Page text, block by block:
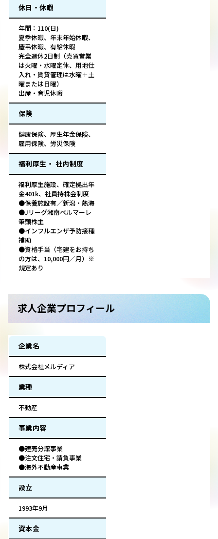
休日・休暇
年間：110(日)
夏季休暇、年末年始休暇、
慶弔休暇、有給休暇
完全週休2日制（売買営業
は火曜・水曜定休、用地仕
入れ・賃貸管理は水曜＋土
曜または日曜）
出産・育児休暇
保険
健康保険、厚生年金保険、
雇用保険、労災保険
福利厚生・ 社内制度
福利厚生施設、確定拠出年
金401k、社員持株会制度
●保養施設有／新潟・熱海
●Jリーグ湘南ベルマーレ
筆頭株主
●インフルエンザ予防接種
補助
●資格手当（宅建をお持ち
の方は、10,000円／月）※
規定あり
求人企業プロフィール
企業名
株式会社メルディア
業種
不動産
事業内容
●建売分譲事業
●注文住宅・請負事業
●海外不動産事業
設立
1993年9月
資本金